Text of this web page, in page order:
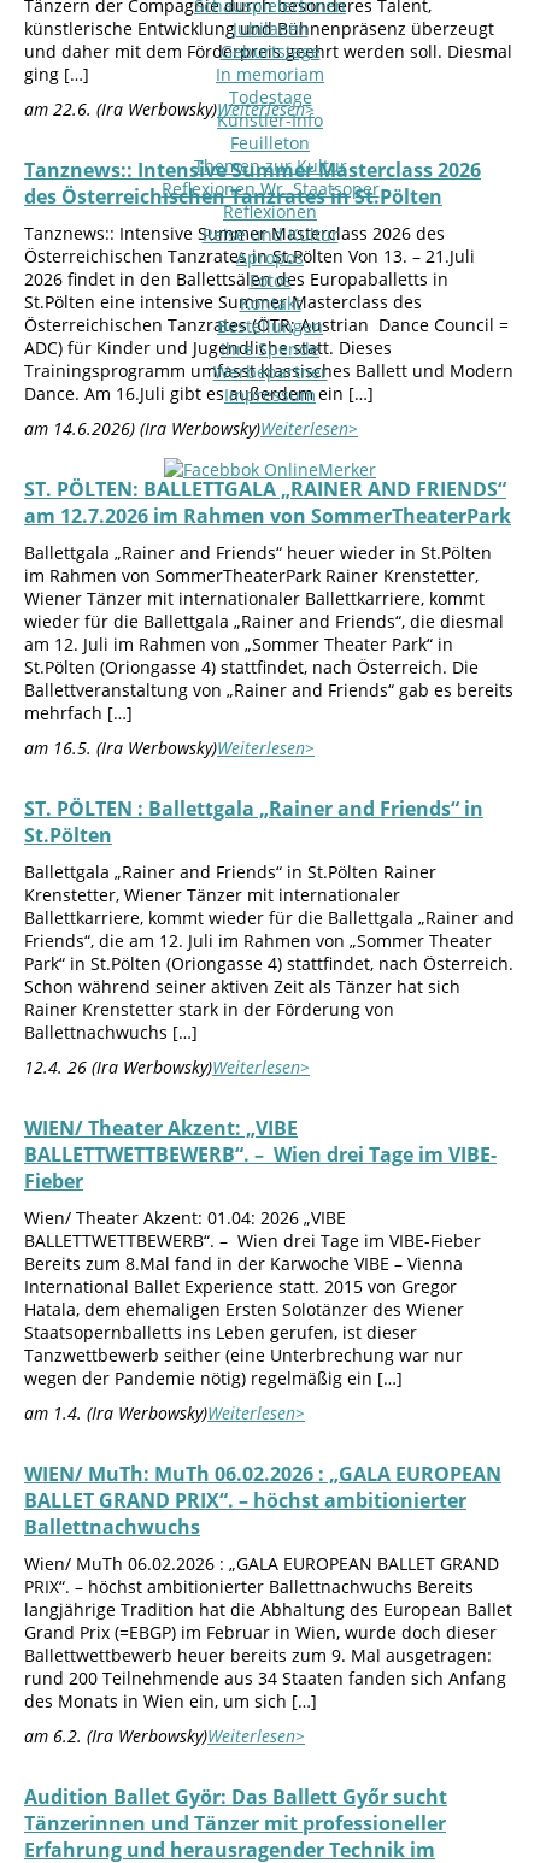
SchauspielerInnen
Jubilaeen
Geburtstage
In memoriam
Todestage
Künstler-Info
Feuilleton
Themen zur Kultur
Reflexionen Wr. Staatsoper
Reflexionen
Reise und Kultur
Apropos
Fotos
Kontakt
Bestellungen
Ihre Spende
Werbepartner
Impressum
Tänzern der Compagnie durch besonderes Talent,
künstlerische Entwicklung und Bühnenpräsenz überzeugt
und daher mit dem Förderpreis geehrt werden soll. Diesmal
ging […]
am 22.6. (Ira Werbowsky)Weiterlesen>
Tanznews:: Intensive Summer Masterclass 2026
des Österreichischen Tanzrates in St.Pölten
Tanznews:: Intensive Summer Masterclass 2026 des
Österreichischen Tanzrates in St.Pölten Von 13. – 21.Juli
2026 findet in den Ballettsälen des Europaballetts in
St.Pölten eine intensive Summer Masterclass des
Österreichischen Tanzrates (ÖTR; Austrian Dance Council =
ADC) für Kinder und Jugendliche statt. Dieses
Trainingsprogramm umfasst klassisches Ballett und Modern
Dance. Am 16.Juli gibt es außerdem ein […]
am 14.6.2026) (Ira Werbowsky)Weiterlesen>
ST. PÖLTEN: BALLETTGALA „RAINER AND FRIENDS“
am 12.7.2026 im Rahmen von SommerTheaterPark
Ballettgala „Rainer and Friends“ heuer wieder in St.Pölten
im Rahmen von SommerTheaterPark Rainer Krenstetter,
Wiener Tänzer mit internationaler Ballettkarriere, kommt
wieder für die Ballettgala „Rainer and Friends“, die diesmal
am 12. Juli im Rahmen von „Sommer Theater Park“ in
St.Pölten (Oriongasse 4) stattfindet, nach Österreich. Die
Ballettveranstaltung von „Rainer and Friends“ gab es bereits
mehrfach […]
am 16.5. (Ira Werbowsky)Weiterlesen>
ST. PÖLTEN : Ballettgala „Rainer and Friends“ in
St.Pölten
Ballettgala „Rainer and Friends“ in St.Pölten Rainer
Krenstetter, Wiener Tänzer mit internationaler
Ballettkarriere, kommt wieder für die Ballettgala „Rainer and
Friends“, die am 12. Juli im Rahmen von „Sommer Theater
Park“ in St.Pölten (Oriongasse 4) stattfindet, nach Österreich.
Schon während seiner aktiven Zeit als Tänzer hat sich
Rainer Krenstetter stark in der Förderung von
Ballettnachwuchs […]
12.4. 26 (Ira Werbowsky)Weiterlesen>
WIEN/ Theater Akzent: „VIBE
BALLETTWETTBEWERB“. – Wien drei Tage im VIBE-
Fieber
Wien/ Theater Akzent: 01.04: 2026 „VIBE
BALLETTWETTBEWERB“. – Wien drei Tage im VIBE-Fieber
Bereits zum 8.Mal fand in der Karwoche VIBE – Vienna
International Ballet Experience statt. 2015 von Gregor
Hatala, dem ehemaligen Ersten Solotänzer des Wiener
Staatsopernballetts ins Leben gerufen, ist dieser
Tanzwettbewerb seither (eine Unterbrechung war nur
wegen der Pandemie nötig) regelmäßig ein […]
am 1.4. (Ira Werbowsky)Weiterlesen>
WIEN/ MuTh: MuTh 06.02.2026 : „GALA EUROPEAN
BALLET GRAND PRIX“. – höchst ambitionierter
Ballettnachwuchs
Wien/ MuTh 06.02.2026 : „GALA EUROPEAN BALLET GRAND
PRIX“. – höchst ambitionierter Ballettnachwuchs Bereits
langjährige Tradition hat die Abhaltung des European Ballet
Grand Prix (=EBGP) im Februar in Wien, wurde doch dieser
Ballettwettbewerb heuer bereits zum 9. Mal ausgetragen:
rund 200 Teilnehmende aus 34 Staaten fanden sich Anfang
des Monats in Wien ein, um sich […]
am 6.2. (Ira Werbowsky)Weiterlesen>
Audition Ballet Györ: Das Ballett Győr sucht
Tänzerinnen und Tänzer mit professioneller
Erfahrung und herausragender Technik im